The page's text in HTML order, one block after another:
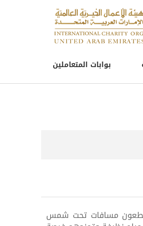
مسافات تحت شمس